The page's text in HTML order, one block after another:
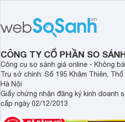
hiện đại, đặc biệt là các phòng tắm
có diện tích hạn chế.
CÔNG TY CỔ PHẦN SO
Công cụ so sánh giá online - Không
Trụ sở chính: Số 195 Khâm Thiên,
Hà Nội
Giấy chứng nhận đăng ký kinh doanh
cấp ngày 02/12/2013